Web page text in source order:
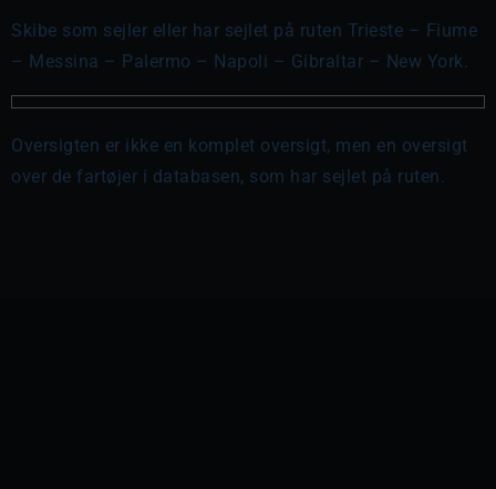
Skibe som sejler eller har sejlet på ruten Trieste – Fiume
– Messina – Palermo – Napoli – Gibraltar – New York.
Oversigten er ikke en komplet oversigt, men en oversigt
over de fartøjer i databasen, som har sejlet på ruten.